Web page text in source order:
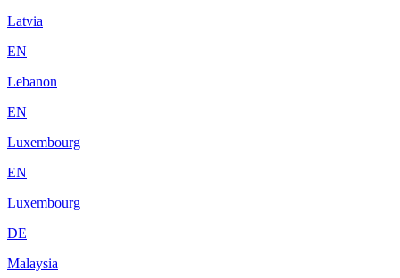
Latvia
EN
Lebanon
EN
Luxembourg
EN
Luxembourg
DE
Malaysia